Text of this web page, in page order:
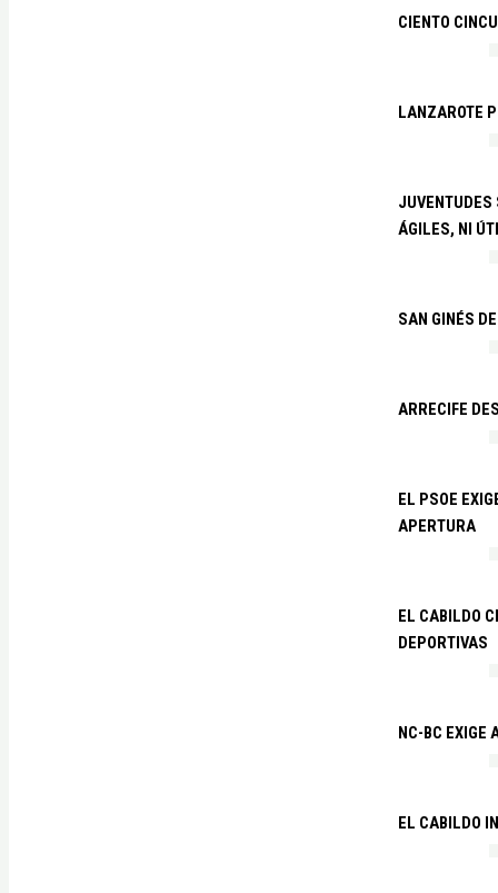
CIENTO
LANZAROTE
JUVENTUDES
ÁGILES, NI
SAN GINÉS
ARRECIFE
EL PSOE
APERTURA
EL CABILDO
DEPORTIVAS
NC-BC EXIGE
EL CABILDO